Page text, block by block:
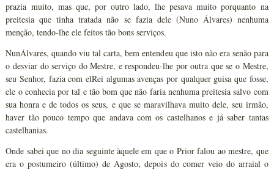
prazia muito, mas que, por outro lado, lhe pesava muito porquanto na
preitesia que tinha tratada não se fazia dele (Nuno Álvares) nenhuma
menção, tendo-lhe ele feitos tão bons serviços.
NunÁlvares, quando viu tal carta, bem entendeu que isto não era senão para
o desviar do serviço do Mestre, e respondeu-lhe por outra que se o Mestre,
seu Senhor, fazia com elRei algumas avenças por qualquer guisa que fosse,
ele o conhecia por tal e tão bom que não faria nenhuma preitesia salvo com
sua honra e de todos os seus, e que se maravilhava muito dele, seu irmão,
haver tão pouco tempo que andava com os castelhanos e já saber tantas
castelhanias.
Onde sabei que no dia seguinte àquele em que o Prior falou ao mestre, que
era o postumeiro (último) de Agosto, depois do comer veio do arraial o